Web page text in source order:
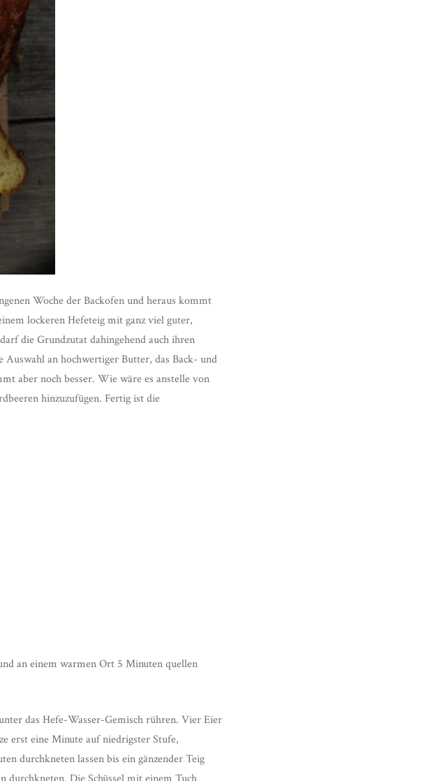
Woche der Backofen und heraus kommt
lockeren Hefeteig mit ganz viel guter,
die Grundzutat dahingehend auch ihren
Auswahl an hochwertiger Butter, das Back- und
aber noch besser. Wie wäre es anstelle von
hinzuzufügen. Fertig ist die
an einem warmen Ort 5 Minuten quellen
das Hefe-Wasser-Gemisch rühren. Vier Eier
erst eine Minute auf niedrigster Stufe,
durchkneten lassen bis ein gänzender Teig